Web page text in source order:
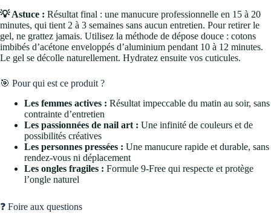
💡 Astuce : Résultat final : une manucure professionnelle en 15 à 20
minutes, qui tient 2 à 3 semaines sans aucun entretien. Pour retirer le
gel, ne grattez jamais. Utilisez la méthode de dépose douce : cotons
imbibés d’acétone enveloppés d’aluminium pendant 10 à 12 minutes.
Le gel se décolle naturellement. Hydratez ensuite vos cuticules.
🎯 Pour qui est ce produit ?
Les femmes actives : Résultat impeccable du matin au soir, sans
contrainte d’entretien
Les passionnées de nail art : Une infinité de couleurs et de
possibilités créatives
Les personnes pressées : Une manucure rapide et durable, sans
rendez-vous ni déplacement
Les ongles fragiles : Formule 9-Free qui respecte et protège
l’ongle naturel
❓ Foire aux questions